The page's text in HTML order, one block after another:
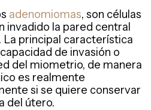
adenomiomas, son células
invadido la pared central
principal característica
de invasión o
del miometrio, de manera
es realmente
si se quiere conservar
del útero.